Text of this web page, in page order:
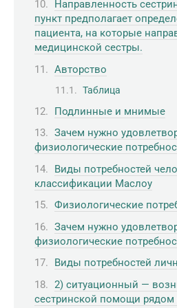
Направленность
пункт предполагает
пациента, на которые
медицинской сестры.
Авторство
Таблица
Подлинные и мнимые
Зачем нужно
физиологические
Виды потребностей
классификации Маслоу
Физиологические
Зачем нужно
физиологические
Виды потребностей
2) ситуационный —
сестринской по­мощи